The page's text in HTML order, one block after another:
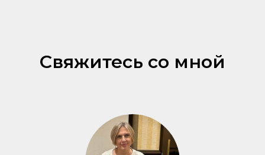
Свяжитесь со мной